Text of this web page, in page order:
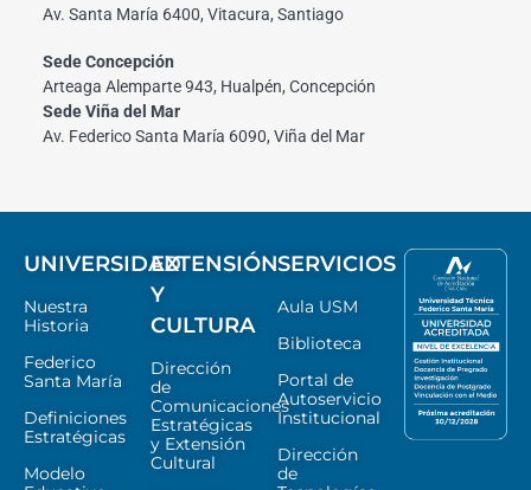
Av. Santa María 6400, Vitacura, Santiago
Sede Concepción
Arteaga Alemparte 943, Hualpén, Concepción
Sede Viña del Mar
Av. Federico Santa María 6090, Viña del Mar
UNIVERSIDAD
Nuestra
Historia
Federico
Santa María
Definiciones
Estratégicas
Modelo
EXTENSIÓN
Y
CULTURA
Dirección
de
Comunicaciones
Estratégicas
y Extensión
Cultural
SERVICIOS
Aula USM
Biblioteca
Portal de
Autoservicio
Institucional
Dirección
de